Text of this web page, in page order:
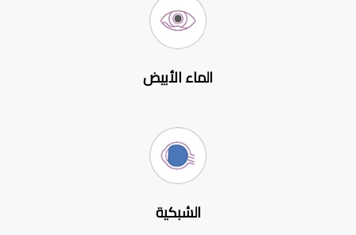
الماء الأبيض
الشبكية